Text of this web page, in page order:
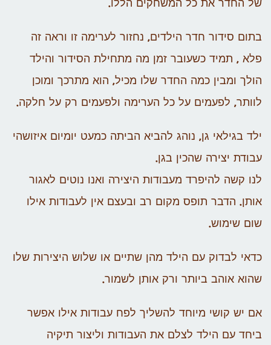
של החדר את כל המשחקים הללו.
בתום סידור חדר הילדים, נחזור לערימה זו וראה זה
פלא , תמיד כשעובר זמן מה מתחילת הסידור והילד
הולך ומבין כמה החדר שלו מכיל, הוא מתרכך ומוכן
לוותר, לפעמים על כל הערימה ולפעמים רק על חלקה.
ילד בגילאי גן, נוהג להביא הביתה כמעט יומיום איזושהי
עבודת יצירה שהכין בגן.
לנו קשה להיפרד מעבודות היצירה ואנו נוטים לאגור
אותן. הדבר תופס מקום רב ובעצם אין לעבודות אילו
שום שימוש.
כדאי לבדוק עם הילד מהן שתיים או שלוש היצירות שלו
שהוא אוהב ביותר ורק אותן לשמור.
אם יש קושי מיוחד להשליך לפח עבודות אילו אפשר
ביחד עם הילד לצלם את העבודות וליצור תיקיה